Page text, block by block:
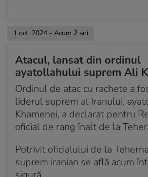
1 oct. 2024 - Acum 2 ani
Atacul, lansat din ordinul
ayatollahului suprem Ali
Ordinul de atac cu rachete a
liderul suprem al Iranului,
Khamenei, a declarat pentru
oficial de rang înalt de la
Potrivit oficialului de la
suprem iranian se află acum